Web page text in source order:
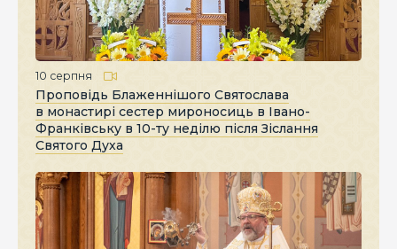
10 серпня
Проповідь Блаженнішого Святослава
в монастирі сестер мироносиць в Івано-
Франківську в 10-ту неділю після Зіслання
Святого Духа